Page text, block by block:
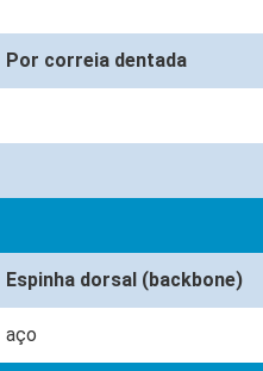
Por correia dentada
Espinha dorsal (backbone)
aço